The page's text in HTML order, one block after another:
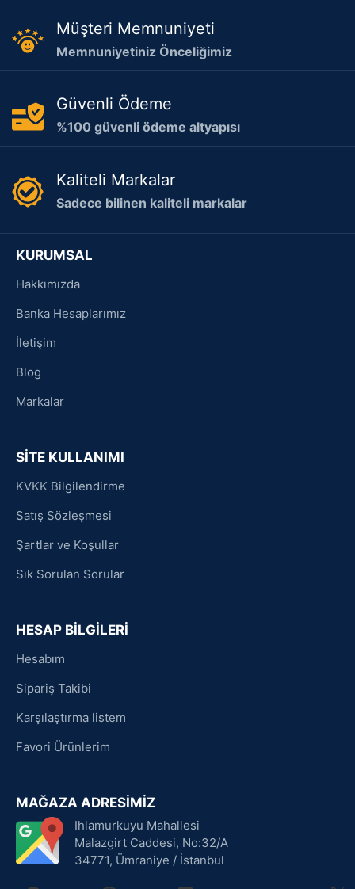
Müşteri Memnuniyeti
Memnuniyetiniz Önceliğimiz
Güvenli Ödeme
%100 güvenli ödeme altyapısı
Kaliteli Markalar
Sadece bilinen kaliteli markalar
KURUMSAL
Hakkımızda
Banka Hesaplarımız
İletişim
Blog
Markalar
SİTE KULLANIMI
KVKK Bilgilendirme
Satış Sözleşmesi
Şartlar ve Koşullar
Sık Sorulan Sorular
HESAP BİLGİLERİ
Hesabım
Sipariş Takibi
Karşılaştırma listem
Favori Ürünlerim
MAĞAZA ADRESİMİZ
Ihlamurkuyu Mahallesi
Malazgirt Caddesi, No:32/A
34771, Ümraniye / İstanbul